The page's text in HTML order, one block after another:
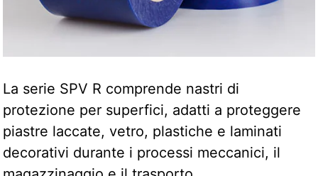
La serie SPV R comprende nastri di
protezione per superfici, adatti a proteggere
piastre laccate, vetro, plastiche e laminati
decorativi durante i processi meccanici, il